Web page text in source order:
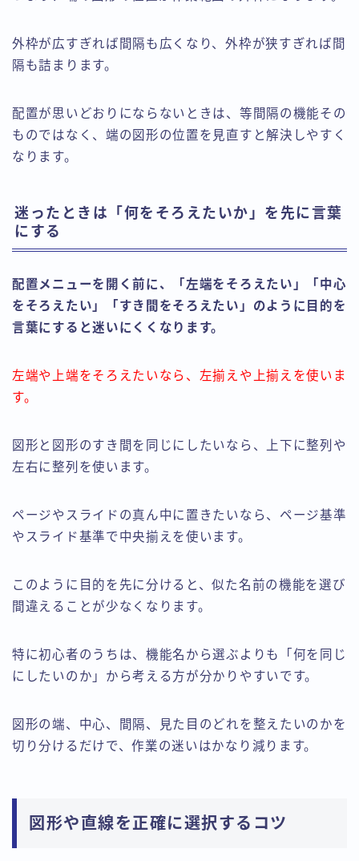
外枠が広すぎれば間隔も広くなり、外枠が狭すぎれば間
隔も詰まります。
配置が思いどおりにならないときは、等間隔の機能その
ものではなく、端の図形の位置を見直すと解決しやすく
なります。
迷ったときは「何をそろえたいか」を先に言葉
にする
配置メニューを開く前に、「左端をそろえたい」「中心
をそろえたい」「すき間をそろえたい」のように目的を
言葉にすると迷いにくくなります。
左端や上端をそろえたいなら、左揃えや上揃えを使いま
す。
図形と図形のすき間を同じにしたいなら、上下に整列や
左右に整列を使います。
ページやスライドの真ん中に置きたいなら、ページ基準
やスライド基準で中央揃えを使います。
このように目的を先に分けると、似た名前の機能を選び
間違えることが少なくなります。
特に初心者のうちは、機能名から選ぶよりも「何を同じ
にしたいのか」から考える方が分かりやすいです。
図形の端、中心、間隔、見た目のどれを整えたいのかを
切り分けるだけで、作業の迷いはかなり減ります。
図形や直線を正確に選択するコツ